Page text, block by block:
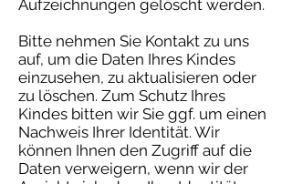
Aufzeichnungen gelöscht werden.
Bitte nehmen Sie Kontakt zu uns
auf, um die Daten Ihres Kindes
einzusehen, zu aktualisieren oder
zu löschen. Zum Schutz Ihres
Kindes bitten wir Sie ggf. um einen
Nachweis Ihrer Identität. Wir
können Ihnen den Zugriff auf die
Daten verweigern, wenn wir der